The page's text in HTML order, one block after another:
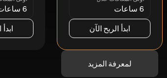
6 ساعات
ابدأ الربح الآن
6 ساعات
لمعرفة المزيد